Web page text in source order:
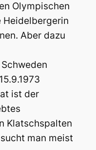
Olympischen
Heidelbergerin
Aber dazu
ist der
Klatschspalten
man meist